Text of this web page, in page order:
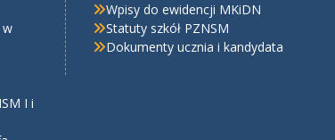
w
I i
Wpisy do ewidencji MKiDN
Statuty szkół PZNSM
Dokumenty ucznia i kandydata